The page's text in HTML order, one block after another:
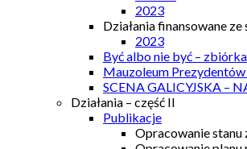
2023
Działania finansowane
2023
Być albo nie być –
Mauzoleum Prezydentów
SCENA GALICYJSKA –
Działania – część II
Publikacje
Opracowanie